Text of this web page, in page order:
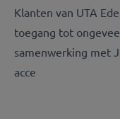
Klanten van UTA
toegang tot
samenwerking met
acce